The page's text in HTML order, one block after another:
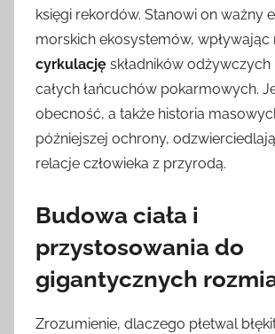
księgi rekordów. Stanowi on ważny
morskich ekosystemów, wpływając
cyrkulację składników
całych łańcuchów pokarmowych.
obecność, a także historia
późniejszej ochrony,
relacje człowieka z przyrodą.
Budowa ciała i
przystosowania do
gigantycznych
Zrozumienie, dlaczego płetwal